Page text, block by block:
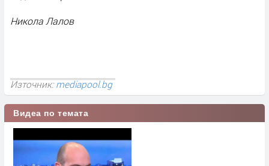
Никола Лалов
Източник:mediapool.bg
Видеа по темата